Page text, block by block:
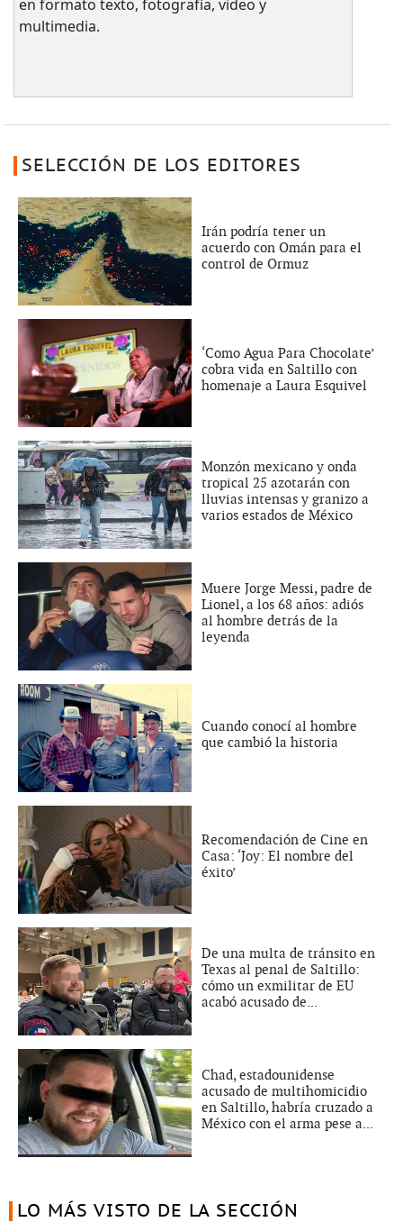
en formato texto, fotografía, video y
multimedia.
SELECCIÓN DE LOS EDITORES
Irán podría tener un
acuerdo con Omán para el
control de Ormuz
‘Como Agua Para Chocolate’
cobra vida en Saltillo con
homenaje a Laura Esquivel
Monzón mexicano y onda
tropical 25 azotarán con
lluvias intensas y granizo a
varios estados de México
Muere Jorge Messi, padre de
Lionel, a los 68 años: adiós
al hombre detrás de la
leyenda
Cuando conocí al hombre
que cambió la historia
Recomendación de Cine en
Casa: ‘Joy: El nombre del
éxito’
De una multa de tránsito en
Texas al penal de Saltillo:
cómo un exmilitar de EU
acabó acusado de...
Chad, estadounidense
acusado de multihomicidio
en Saltillo, habría cruzado a
México con el arma pese a...
LO MÁS VISTO DE LA SECCIÓN